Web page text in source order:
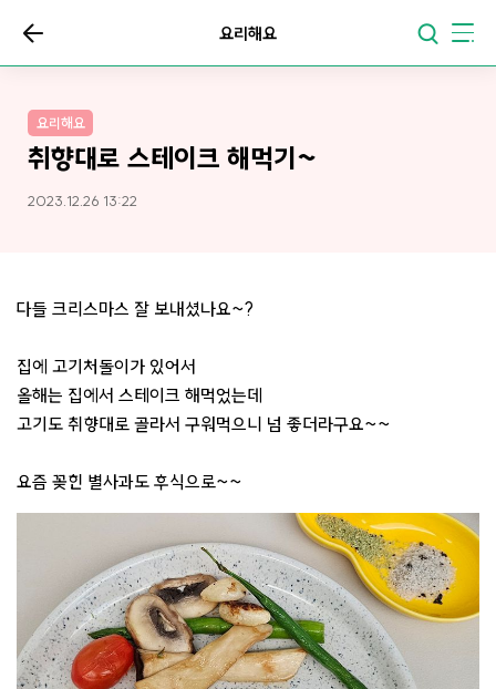
요리해요
요리해요
취향대로 스테이크 해먹기~
2023.12.26 13:22
다들 크리스마스 잘 보내셨나요~?
집에 고기처돌이가 있어서
올해는 집에서 스테이크 해먹었는데
고기도 취향대로 골라서 구워먹으니 넘 좋더라구요~~
요즘 꽂힌 별사과도 후식으로~~